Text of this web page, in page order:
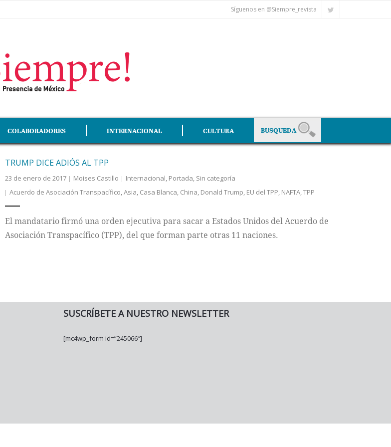
Síguenos en @Siempre_revista
COLABORADORES INTERNACIONAL CULTURA
TRUMP DICE ADIÓS AL TPP
23 de enero de 2017 Moises Castillo Internacional, Portada, Sin categoría
Acuerdo de Asociación Transpacífico,Asia, Casa Blanca, China, Donald Trump, EU del TPP, NAFTA,TPP
El mandatario firmó una orden ejecutiva para sacar a Estados Unidos del Acuerdo de
Asociación Transpacífico (TPP), del que forman parte otras 11 naciones.
SUSCRÍBETE A NUESTRO NEWSLETTER
[mc4wp_form id=”245066″]